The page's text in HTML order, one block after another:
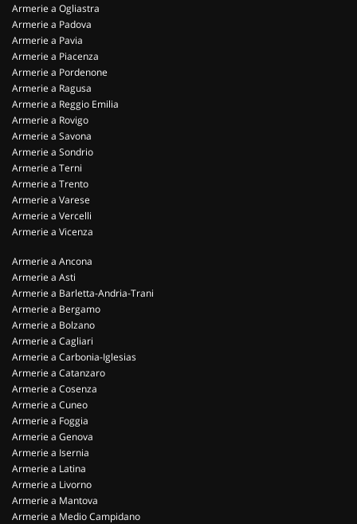
Armerie a Ogliastra
Armerie a Padova
Armerie a Pavia
Armerie a Piacenza
Armerie a Pordenone
Armerie a Ragusa
Armerie a Reggio Emilia
Armerie a Rovigo
Armerie a Savona
Armerie a Sondrio
Armerie a Terni
Armerie a Trento
Armerie a Varese
Armerie a Vercelli
Armerie a Vicenza
Armerie a Ancona
Armerie a Asti
Armerie a Barletta-Andria-Trani
Armerie a Bergamo
Armerie a Bolzano
Armerie a Cagliari
Armerie a Carbonia-Iglesias
Armerie a Catanzaro
Armerie a Cosenza
Armerie a Cuneo
Armerie a Foggia
Armerie a Genova
Armerie a Isernia
Armerie a Latina
Armerie a Livorno
Armerie a Mantova
Armerie a Medio Campidano